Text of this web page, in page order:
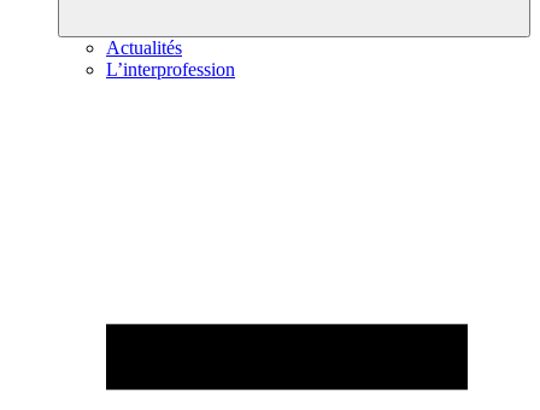
Actualités
L’interprofession